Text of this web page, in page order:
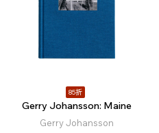
85折
Gerry Johansson: Maine
Gerry Johansson